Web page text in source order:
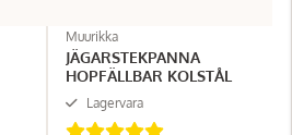
Muurikka
JÄGARSTEKPANNA
HOPFÄLLBAR KOLSTÅL
Lagervara